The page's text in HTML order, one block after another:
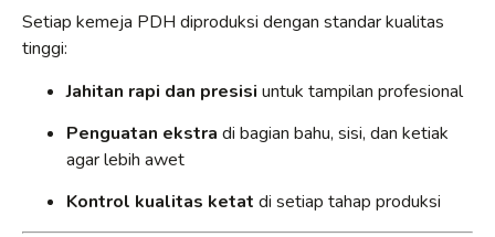
Setiap kemeja PDH diproduksi dengan standar kualitas
tinggi:
Jahitan rapi dan presisi untuk tampilan profesional
Penguatan ekstra di bagian bahu, sisi, dan ketiak
agar lebih awet
Kontrol kualitas ketat di setiap tahap produksi